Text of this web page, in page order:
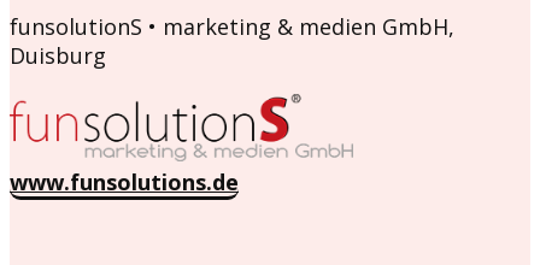
funsolutionS • marketing & medien GmbH,
Duisburg
www.funsolutions.de